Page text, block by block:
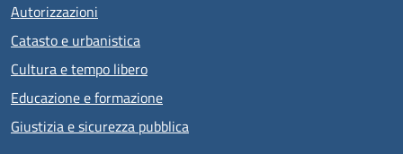
Autorizzazioni
Catasto e urbanistica
Cultura e tempo libero
Educazione e formazione
Giustizia e sicurezza pubblica